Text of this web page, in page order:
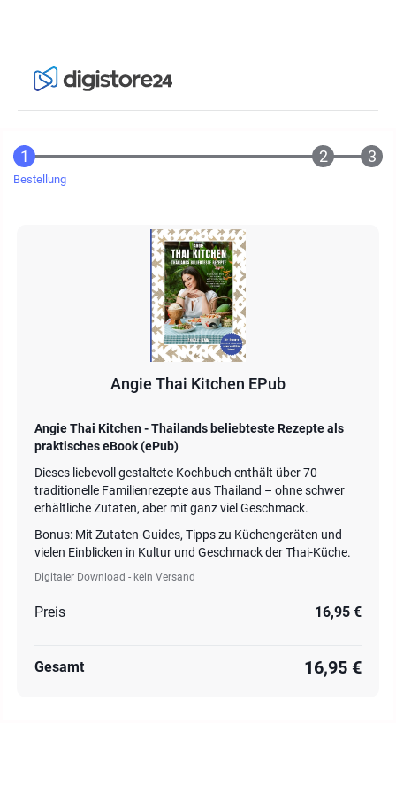
Bestellung
Angie Thai Kitchen EPub
Angie Thai Kitchen - Thailands beliebteste Rezepte als
praktisches eBook (ePub)
Dieses liebevoll gestaltete Kochbuch enthält über 70
traditionelle Familienrezepte aus Thailand – ohne schwer
erhältliche Zutaten, aber mit ganz viel Geschmack.
Bonus: Mit Zutaten-Guides, Tipps zu Küchengeräten und
vielen Einblicken in Kultur und Geschmack der Thai-Küche.
Digitaler Download - kein Versand
Preis 16,95 €
Gesamt 16,95 €